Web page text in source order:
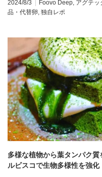
2024/8/3 Foovo Deep, アグテッ
品・代替卵, 独自レポ
多様な植物から葉タンパク
ルビスコで生物多様性を強化